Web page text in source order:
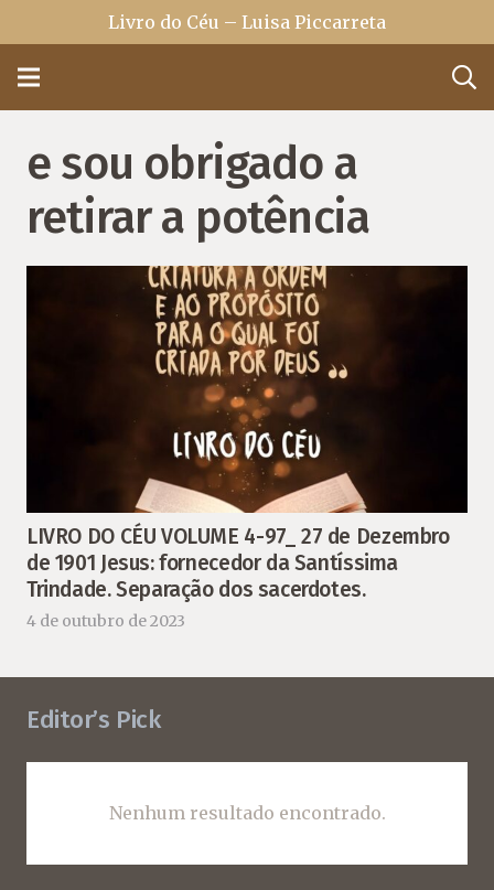
Livro do Céu – Luisa Piccarreta
e sou obrigado a
retirar a potência
LIVRO DO CÉU VOLUME 4-97_ 27 de Dezembro
de 1901 Jesus: fornecedor da Santíssima
Trindade. Separação dos sacerdotes.
4 de outubro de 2023
Editor’s Pick
Nenhum resultado encontrado.